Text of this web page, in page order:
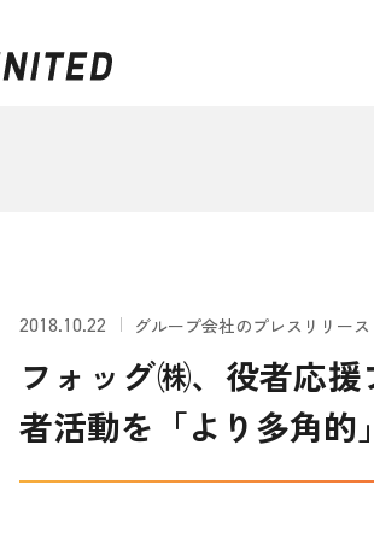
2018.10.22 グループ会社のプレスリリース
フォッグ㈱、役者応
者活動を「より多角的